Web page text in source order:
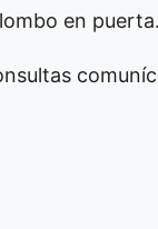
en puerta.